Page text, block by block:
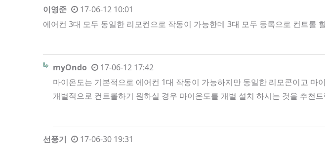
이영준
17-06-12 10:01
에어컨 3대 모두 동일한 리모컨으로 작동이 가능한데 3대 모두 등록으로 컨트롤
myOndo
17-06-12 17:42
마이온도는 기본적으로 에어컨 1대 작동이 가능하지만 동일한 리모콘이고
개별적으로 컨트롤하기 원하실 경우 마이온도를 개별 설치 하시는 것을 추천
선풍기
17-06-30 19:31